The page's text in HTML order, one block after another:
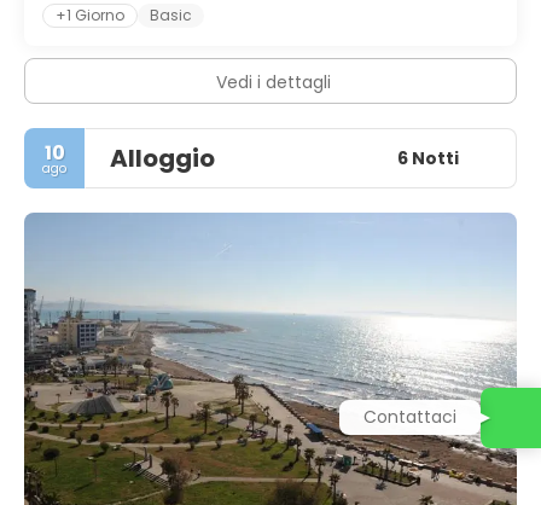
+1 Giorno Basic
Vedi i dettagli
10
ago Alloggio 6 Notti
Contattaci